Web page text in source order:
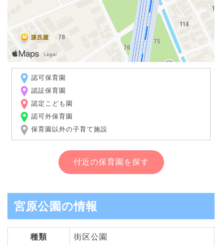
認可保育園
認証保育園
認定こども園
認可外保育園
保育園以外の子育て施設
付近の保育園を探す
宮原公園の情報
種類 街区公園